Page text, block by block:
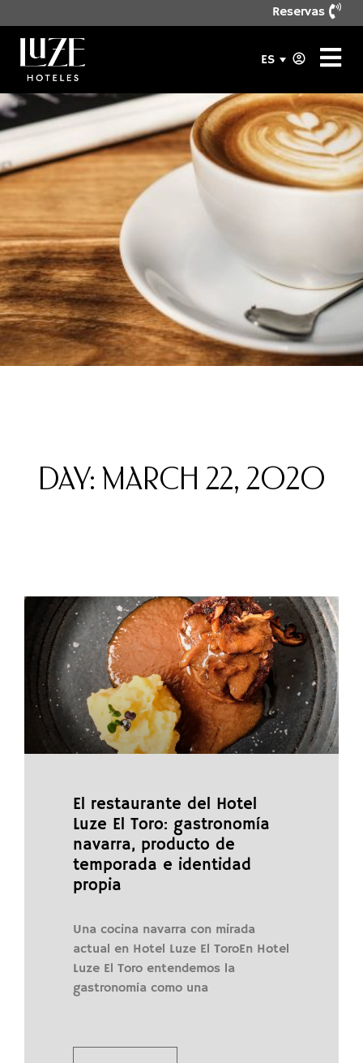
Reservas
ES
DAY: MARCH 22, 2020
El restaurante del Hotel
Luze El Toro: gastronomía
navarra, producto de
temporada e identidad
propia
Una cocina navarra con mirada
actual en Hotel Luze El ToroEn Hotel
Luze El Toro entendemos la
gastronomía como una